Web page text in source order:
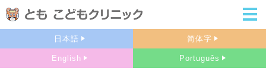
日本語 简体字
English Português